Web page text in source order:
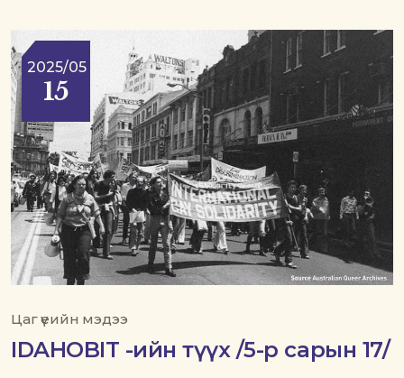
2025/05
15
Цаг үеийн мэдээ
IDAHOBIT -ийн түүх /5-р сарын 17/